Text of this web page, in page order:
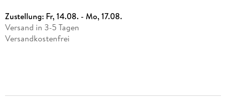
Zustellung: Fr, 14.08. - Mo, 17.08.
Versand in 3-5 Tagen
Versandkostenfrei